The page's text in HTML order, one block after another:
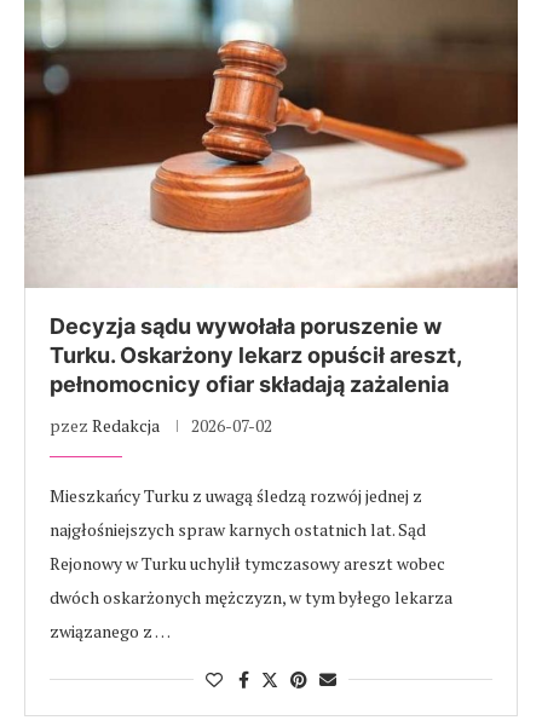
Decyzja sądu wywołała poruszenie w
Turku. Oskarżony lekarz opuścił areszt,
pełnomocnicy ofiar składają zażalenia
pzez Redakcja 2026-07-02
Mieszkańcy Turku z uwagą śledzą rozwój jednej z
najgłośniejszych spraw karnych ostatnich lat. Sąd
Rejonowy w Turku uchylił tymczasowy areszt wobec
dwóch oskarżonych mężczyzn, w tym byłego lekarza
związanego z …